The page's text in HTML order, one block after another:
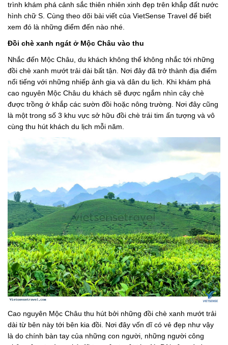
trình khám phá cảnh sắc thiên nhiên xinh đẹp trên khắp đất nước
hình chữ S. Cùng theo dõi bài viết của VietSense Travel để biết
xem đó là những điểm đến nào nhé.
Đồi chè xanh ngát ở Mộc Châu vào thu
Nhắc đến Mộc Châu, du khách không thể không nhắc tới những
đồi chè xanh mướt trải dài bất tận. Nơi đây đã trở thành địa điểm
nổi tiếng với những nhiếp ảnh gia và dân du lịch. Khi khám phá
cao nguyên Mộc Châu du khách sẽ được ngắm nhìn cây chè
được trồng ở khắp các sườn đồi hoặc nông trường. Nơi đây cũng
là một trong số 3 khu vực sở hữu đồi chè trái tim ấn tượng và vô
cùng thu hút khách du lịch mỗi năm.
Cao nguyên Mộc Châu thu hút bởi những đồi chè xanh mướt trải
dài từ bên này tới bên kia đồi. Nơi đây vốn dĩ có vẻ đẹp như vậy
là do chính bàn tay của những con người, những người công